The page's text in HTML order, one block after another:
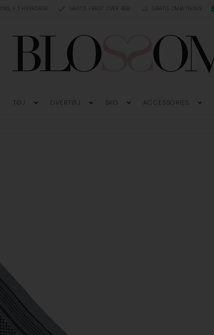
1-3 HVERDAGE GRATIS FRAGT OVER 499,- GRATIS OMBYTNING
TØJ OVERTØJ SKO ACCESSORIES